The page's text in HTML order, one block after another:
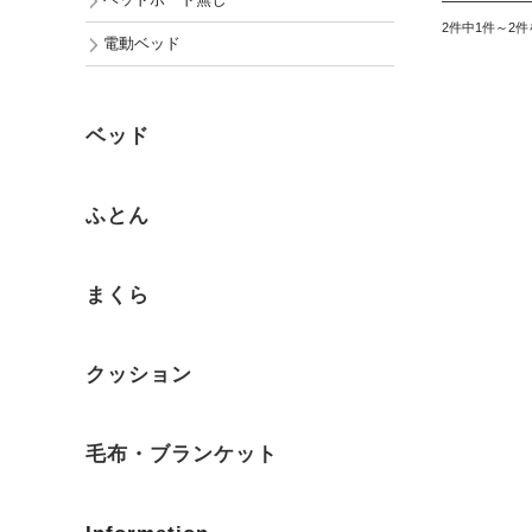
2件中1件～2件
電動ベッド
ベッド
ふとん
まくら
クッション
毛布・ブランケット